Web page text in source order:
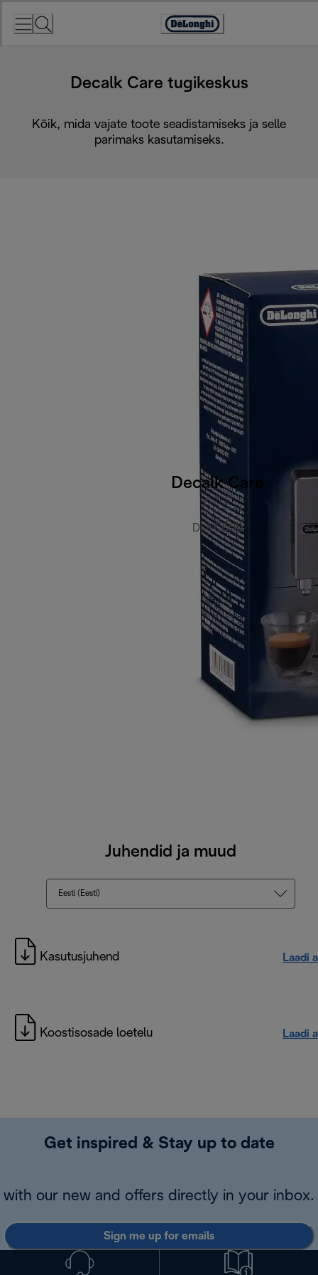
Accessibility
Decalk Care tugikeskus
Kõik, mida vajate toote seadistamiseks ja selle
parimaks kasutamiseks.
Decalk Care
DLSC500
Juhendid ja muud
Eesti (Eesti)
Kasutusjuhend Laadi
Koostisosade loetelu Laadi
Get inspired & Stay up to date
with our new and offers directly in your inbox.
Sign me up for emails